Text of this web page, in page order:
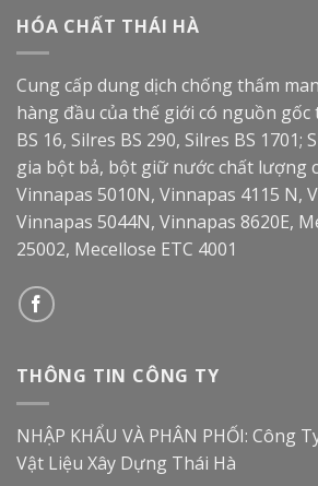
HÓA CHẤT THÁI HÀ
Cung cấp dung dịch chống thấm
hàng đầu của thế giới có nguồn
BS 16, Silres BS 290, Silres BS 1701;
gia bột bả, bột giữ nước chất lượng
Vinnapas 5010N, Vinnapas 4115 N,
Vinnapas 5044N, Vinnapas 8620E,
25002, Mecellose ETC 4001
THÔNG TIN CÔNG TY
NHẬP KHẨU VÀ PHÂN PHỐI: Công
Vật Liệu Xây Dựng Thái Hà